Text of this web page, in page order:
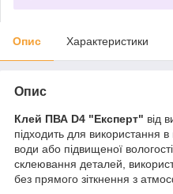
Опис Характеристики
Опис
Клей ПВА D4 "Експерт" від
підходить для використання
води або підвищеної
склеювання деталей,
без прямого зіткнення з